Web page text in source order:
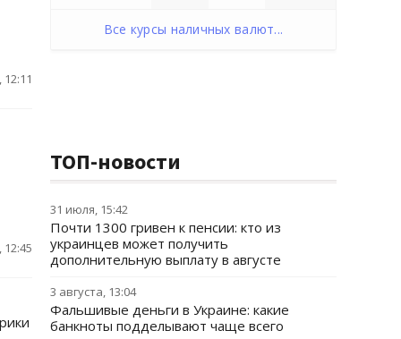
12:45
Все курсы наличных валют...
ТОП-новости
31 июля, 15:42
Почти 1300 гривен к пенсии: кто из
украинцев может получить
дополнительную выплату в августе
3 августа, 13:04
Фальшивые деньги в Украине: какие
банкноты подделывают чаще всего